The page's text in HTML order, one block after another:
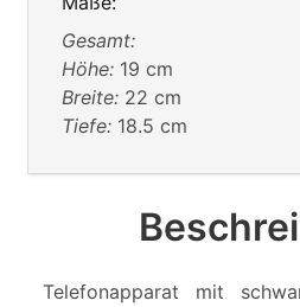
Gesamt:
Höhe: 19 cm
Breite: 22 cm
Tiefe: 18.5 cm
Telefonapparat mit